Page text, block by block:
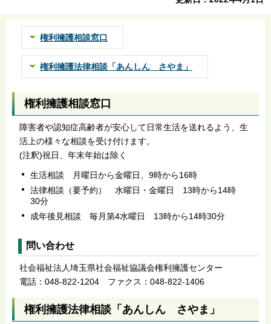
権利擁護相談窓口
権利擁護法律相談「あんしん さやま」
権利擁護相談窓口
障害者や認知症高齢者が安心して日常生活を送れるよう、生
活上の様々な相談を受け付けます。
(注釈)祝日、年末年始は除く
生活相談 月曜日から金曜日、9時から16時
法律相談（要予約） 水曜日・金曜日 13時から14時
30分
成年後見相談 毎月第4水曜日 13時から14時30分
問い合わせ
社会福祉法人埼玉県社会福祉協議会権利擁護センター
電話：048-822-1204 ファクス：048-822-1406
権利擁護法律相談「あんしん さやま」